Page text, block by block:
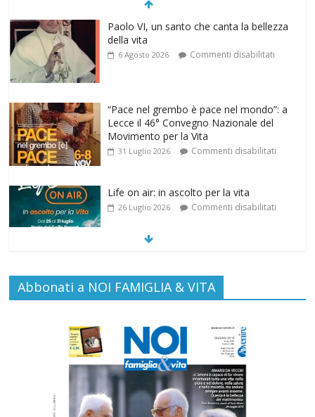
della vita
6 Agosto 2026
Lecce il 46° Convegno Nazionale del
Movimento per la Vita
31 Luglio 2026 Commenti disabilitati
26 Luglio 2026 Commenti disabilitati
Emilia Romagna al suicidio assistito per
legge
Gino Soldera nominato Membro della
“Hall of Honor Prenatal Sciences 2026”
16 Luglio 2026 Commenti disabilitati
Abbonati a NOI FAMIGLIA & VITA